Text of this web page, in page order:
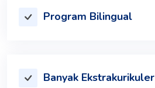
Program Bilingual
Banyak Ekstrakurikuler